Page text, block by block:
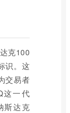
克100
识。这
交易者
这一代
斯达克